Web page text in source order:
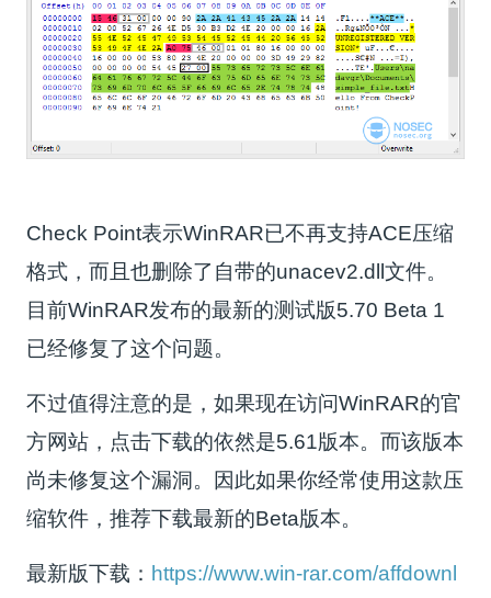
Check Point表示WinRAR已不再支持ACE压缩
格式，而且也删除了自带的unacev2.dll文件。
目前WinRAR发布的最新的测试版5.70 Beta 1
已经修复了这个问题。
不过值得注意的是，如果现在访问WinRAR的官
方网站，点击下载的依然是5.61版本。而该版本
尚未修复这个漏洞。因此如果你经常使用这款压
缩软件，推荐下载最新的Beta版本。
最新版下载： https://www.win-rar.com/affdownl